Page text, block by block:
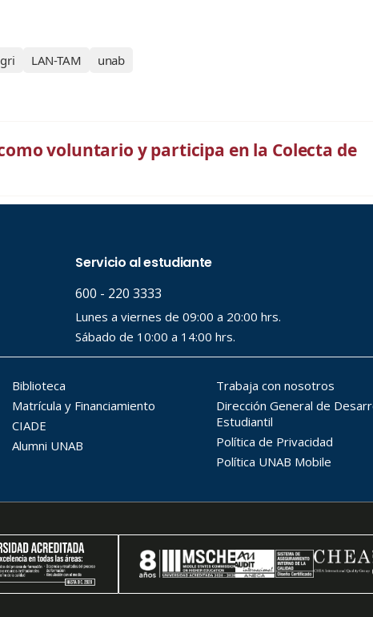
LAN-TAM unab
voluntario y participa en la Colecta de